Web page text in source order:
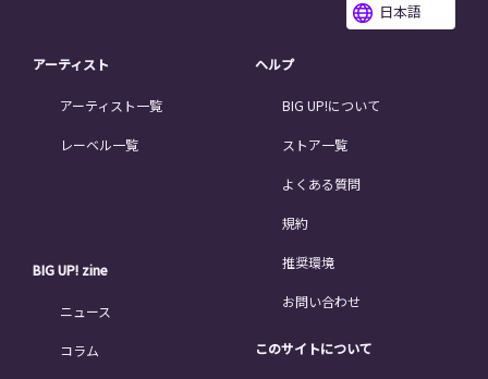
日本語
アーティスト
アーティスト一覧
レーベル一覧
BIG UP! zine
ニュース
コラム
ヘルプ
BIG UP!について
ストア一覧
よくある質問
規約
推奨環境
お問い合わせ
このサイトについて